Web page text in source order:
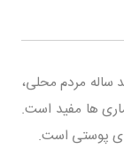
ساله مردم محلی،
ها مفید است.
پوستی است.